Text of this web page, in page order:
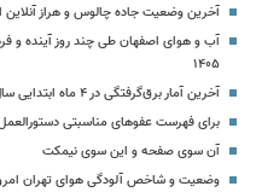
آخرین وضعیت جاده چالوس و هراز آنلاین امروز دوشنبه ۱۹ مرداد/
۱۴۰۵
آخرین آمار برق‌گرفتگی در ۴ ماه ابتدایی سال ۱۴۰۵
برای فهرست عفوهای مناسبتی
آن سوی صفحه و این سوی نیمکت
وضعیت و شاخص آلودگی هوای تهران امروز دوشنبه ۱۹ مرداد / لواسانات